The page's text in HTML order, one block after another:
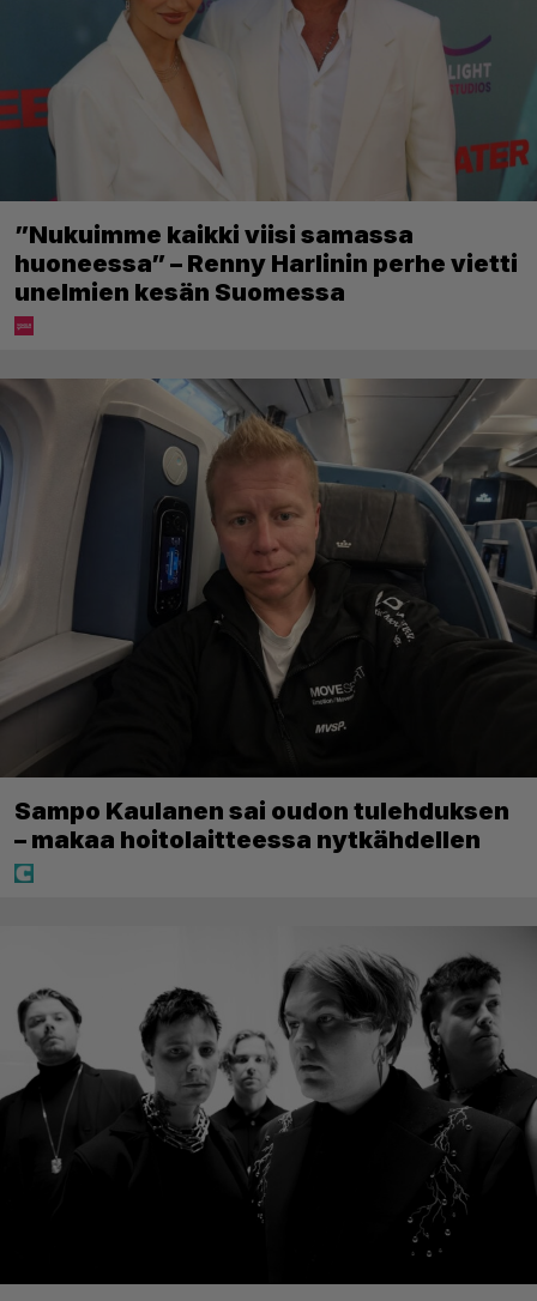
”Nukuimme kaikki viisi samassa
huoneessa” – Renny Harlinin perhe vietti
unelmien kesän Suomessa
Sampo Kaulanen sai oudon tulehduksen
– makaa hoitolaitteessa nytkähdellen